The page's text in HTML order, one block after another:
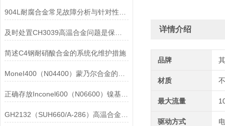
简述C4钢耐硝酸合金的系统化维护措施
正确存放Inconel600（N06600）镍基合金的重要性介绍
详情介绍
品牌
材质
最大流量
驱动方式